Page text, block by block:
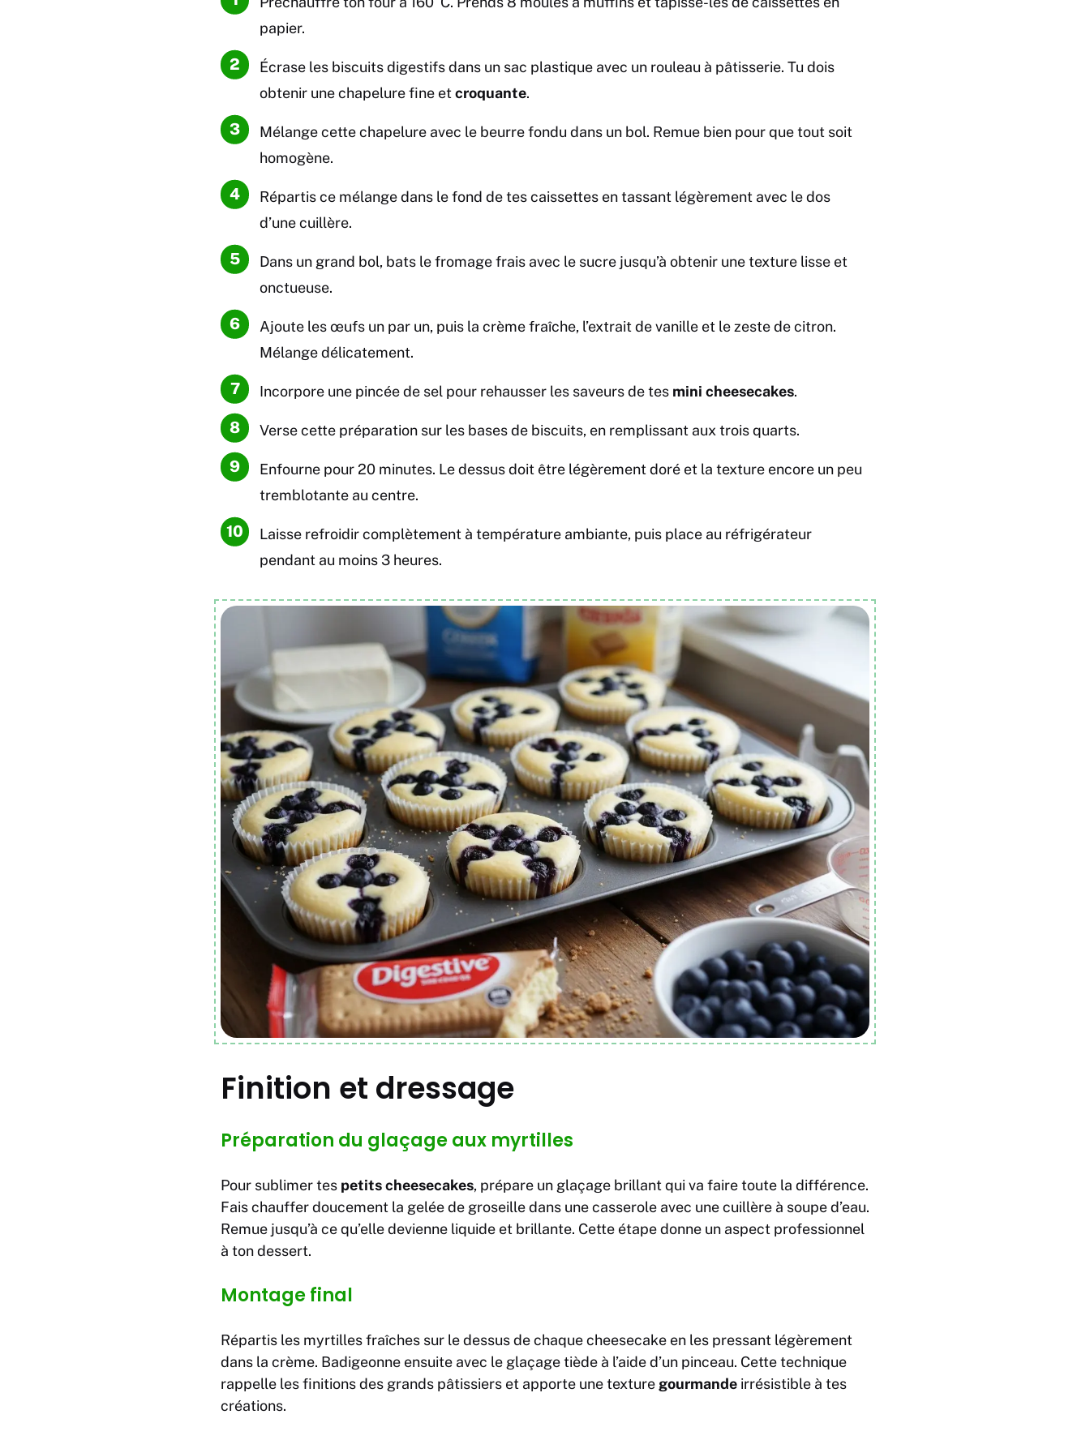
papier.
Écrase les biscuits digestifs dans un sac plastique avec un rouleau à pâtisserie. Tu dois
obtenir une chapelure fine etcroquante.
Mélange cette chapelure avec le beurre fondu dans un bol. Remue bien pour que tout soit
homogène.
Répartis ce mélange dans le fond de tes caissettes en tassant légèrement avec le dos
d’une cuillère.
Dans un grand bol, bats le fromage frais avec le sucre jusqu’à obtenir une texture lisse et
onctueuse.
Ajoute les œufs un par un, puis la crème fraîche, l’extrait de vanille et le zeste de citron.
Mélange délicatement.
Incorpore une pincée de sel pour rehausser les saveurs de tes mini cheesecakes.
Verse cette préparation sur les bases de biscuits, en remplissant aux trois quarts.
Enfourne pour 20 minutes. Le dessus doit être légèrement doré et la texture encore un peu
tremblotante au centre.
Laisse refroidir complètement à température ambiante, puis place au réfrigérateur
pendant au moins 3 heures.
Finition et dressage
Préparation du glaçage aux myrtilles
Pour sublimer tes petits cheesecakes, prépare un glaçage brillant qui va faire toute la différence.
Fais chauffer doucement la gelée de groseille dans une casserole avec une cuillère à soupe d’eau.
Remue jusqu’à ce qu’elle devienne liquide et brillante. Cette étape donne un aspect professionnel
à ton dessert.
Montage final
Répartis les myrtilles fraîches sur le dessus de chaque cheesecake en les pressant légèrement
dans la crème. Badigeonne ensuite avec le glaçage tiède à l’aide d’un pinceau. Cette technique
rappelle les finitions des grands pâtissiers et apporte une texture gourmande irrésistible à tes
créations.